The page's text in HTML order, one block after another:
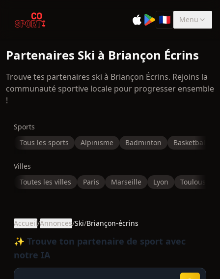
🇫🇷Sélectionner la
Menu
Partenaires Ski à Briançon Écrins
Trouve tes partenaires ski à Briançon Écrins. Rejoins la
communauté sportive locale pour progresser ensemble
!
Sports
Tous les sports
Alpinisme Badminton Basketball
Villes
Toutes les villes
Paris Marseille Lyon Toulouse
Accueil/Annonces/Ski/Briançon-écrins
✨ Trouve ton partenaire de sport avec
notre IA